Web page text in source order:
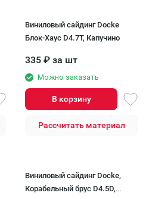
Виниловый сайдинг Docke
Блок-Хаус D4.7T, Капучино
335 ₽ за шт
Можно заказать
В корзину
Рассчитать материал
Виниловый сайдинг Docke,
Корабельный брус D4.5D,